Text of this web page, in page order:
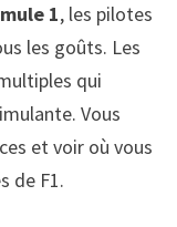
1, les pilotes
les goûts. Les
qui
Vous
et voir où vous
de F1.